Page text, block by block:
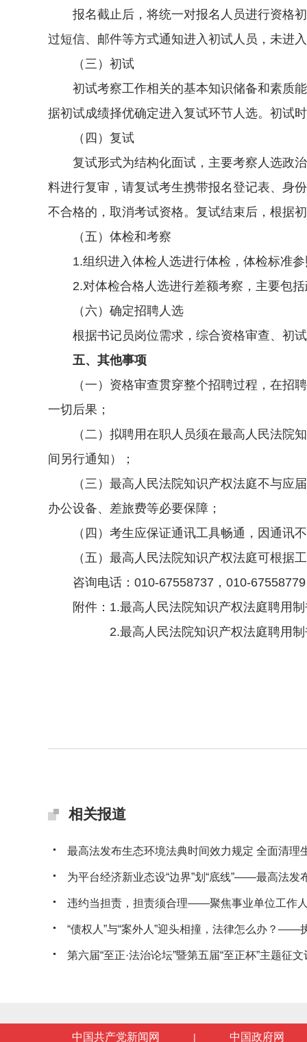
报名截止后，将统一对报名人员进行资格初
过短信、邮件等方式通知进入初试人员，未进
（三）初试
初试考察工作相关的基本知识储备和素质能
据初试成绩择优确定进入复试环节人选。初试
（四）复试
复试形式为结构化面试，主要考察人选政治
料进行复审，请复试考生携带报名登记表、身
不合格的，取消考试资格。复试结束后，根据
（五）体检和考察
1.组织进入体检人选进行体检，体检标准参
2.对体检合格人选进行差额考察，主要包括
（六）确定招聘人选
根据书记员岗位需求，综合资格审查、初试
五、其他事项
（一）资格审查贯穿整个招聘过程，在招聘
一切后果；
（二）拟聘用在职人员须在最高人民法院知
间另行通知）；
（三）最高人民法院知识产权法庭不与应届
办公设备、差旅费等必要保障；
（四）考生应保证通讯工具畅通，因通讯不
（五）最高人民法院知识产权法庭可根据工
咨询电话：010-67558737，010-67558779
附件： 1.最高人民法院知识产权法庭聘用
2.最高人民法院知识产权法庭聘用
相关报道
最高法发布生态环境法典时间效力规定 全面清理
为平台经济新业态设“边界”划“底线”——最高法发
违约当担责，担责须合理——聚焦事业单位工作
“债权人”与“案外人”迎头相撞，法律怎么办？——
第六届“至正·法治论坛”暨第五届“至正杯”主题征文
中国共产党新闻网 | 中国政府网